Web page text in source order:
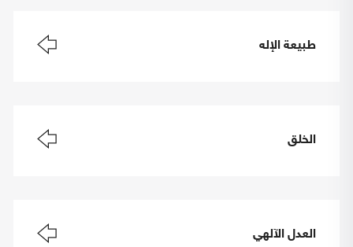
طبيعة الإله
الخلق
العدل الآلهي